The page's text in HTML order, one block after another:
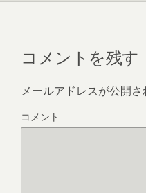
コメントを残す
メールアドレスが公開さ
コメント